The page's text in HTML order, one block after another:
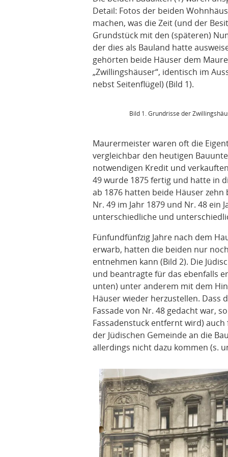
Detail: Fotos der beiden
machen, was die Zeit (und der
Grundstück mit den (späteren)
der dies als Bauland hatte
gehörten beide Häuser dem
„Zwillingshäuser“, identisch im
nebst Seitenflügel) (Bild 1).
Bild 1. Grundrisse der
Maurermeister waren oft die
vergleichbar den heutigen
notwendigen Kredit und
49 wurde 1875 fertig und hatte in
ab 1876 hatten beide Häuser
Nr. 49 im Jahr 1879 und Nr. 48 ein
unterschiedliche und
Fünfundfünfzig Jahre nach dem
erwarb, hatten die beiden nur
entnehmen kann (Bild 2). Die
und beantragte für das ebenfalls
unten) unter anderem mit dem
Häuser wieder herzustellen. Dass
Fassade von Nr. 48 gedacht war,
Fassadenstuck entfernt wird)
der Jüdischen Gemeinde an die
allerdings nicht dazu kommen (s.